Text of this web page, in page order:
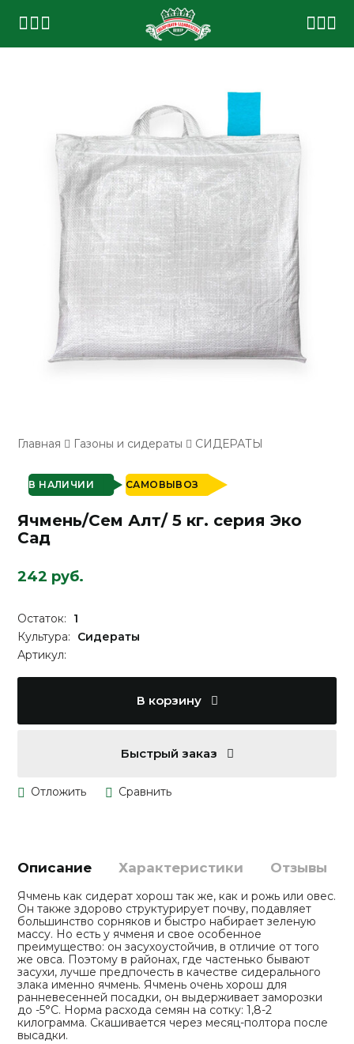
Главная Газоны и сидераты СИДЕРАТЫ
В НАЛИЧИИ САМОВЫВОЗ
Ячмень/Сем Алт/ 5 кг. серия Эко
Сад
242 руб.
Остаток:
1
Культура:
Сидераты
Артикул:
В корзину
Быстрый заказ
Описание Характеристики Отзывы
Ячмень как сидерат хорош так же, как и рожь или овес.
Он также здорово структурирует почву, подавляет
большинство сорняков и быстро набирает зеленую
массу. Но есть у ячменя и свое особенное
преимущество: он засухоустойчив, в отличие от того
же овса. Поэтому в районах, где частенько бывают
засухи, лучше предпочесть в качестве сидерального
злака именно ячмень. Ячмень очень хорош для
ранневесенней посадки, он выдерживает заморозки
до -5°С. Норма расхода семян на сотку: 1,8-2
килограмма. Скашивается через месяц-полтора после
высадки.